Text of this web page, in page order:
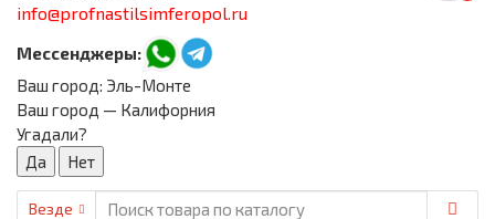
info@profnastilsimferopol.ru
Мессенджеры:
Ваш город: Эль-Монте
Ваш город — Калифорния
Угадали?
Везде